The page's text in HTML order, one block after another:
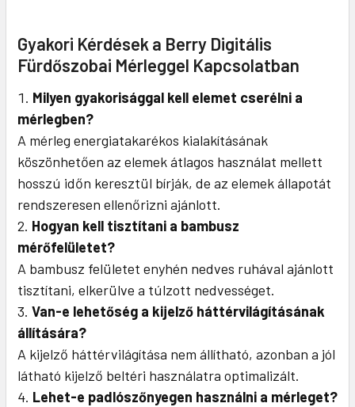
Gyakori Kérdések a Berry Digitális
Fürdőszobai Mérleggel Kapcsolatban
Milyen gyakorisággal kell elemet cserélni a
mérlegben?
A mérleg energiatakarékos kialakításának
köszönhetően az elemek átlagos használat mellett
hosszú időn keresztül bírják, de az elemek állapotát
rendszeresen ellenőrizni ajánlott.
Hogyan kell tisztítani a bambusz
mérőfelületet?
A bambusz felületet enyhén nedves ruhával ajánlott
tisztítani, elkerülve a túlzott nedvességet.
Van-e lehetőség a kijelző háttérvilágításának
állítására?
A kijelző háttérvilágítása nem állítható, azonban a jól
látható kijelző beltéri használatra optimalizált.
Lehet-e padlószőnyegen használni a mérleget?